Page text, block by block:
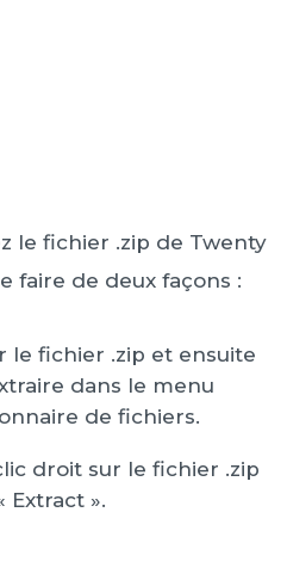
le fichier .zip de Twenty
faire de deux façons :
le fichier .zip et ensuite
dans le menu
de fichiers.
droit sur le fichier .zip
Extract ».